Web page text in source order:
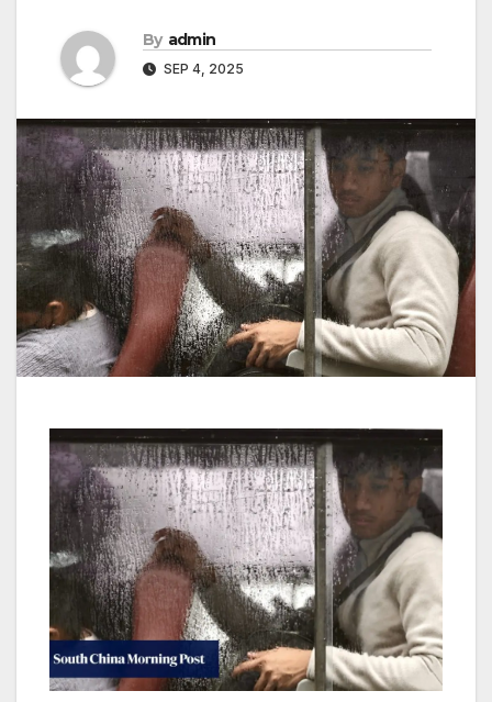
By admin
SEP 4, 2025